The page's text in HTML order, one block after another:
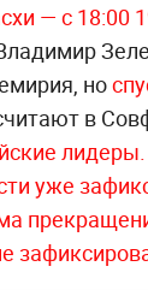
— с 18:00
но
в
лидеры.
уже